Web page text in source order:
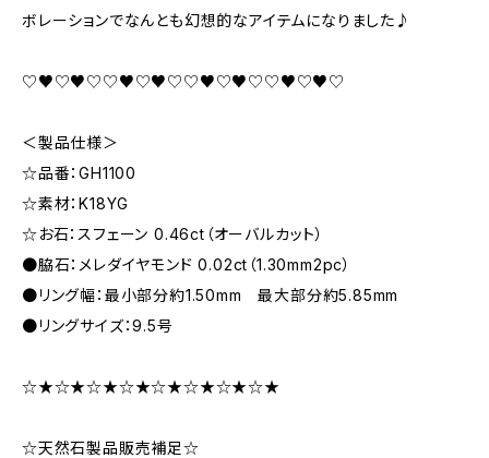
ボレーションでなんとも幻想的なアイテムになりました♪
♡♥♡♥♡♡♥♡♥♡♡♥♡♥♡♡♥♡♥♡
＜製品仕様＞
☆品番：GH1100
☆素材：K18YG
☆お石：スフェーン 0.46ct（オーバルカット）
●脇石：メレダイヤモンド 0.02ct（1.30mm2pc）
●リング幅：最小部分約1.50mm 最大部分約5.85mm
●リングサイズ：9.5号
☆★☆★☆★☆★☆★☆★☆★☆★
☆天然石製品販売補足☆